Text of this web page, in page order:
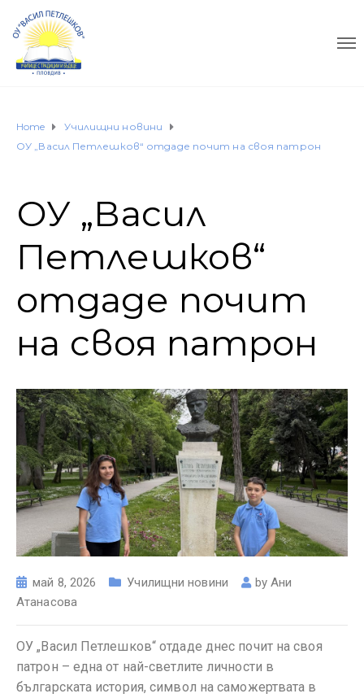
Home
Училищни новини
ОУ „Васил Петлешков“ отдаде почит на своя патрон
ОУ „Васил
Петлешков“
отдаде почит
на своя патрон
май 8, 2026 Училищни новини byАни
Атанасова
ОУ „Васил Петлешков“ отдаде днес почит на своя
патрон – една от най-светлите личности в
българската история, символ на саможертвата в